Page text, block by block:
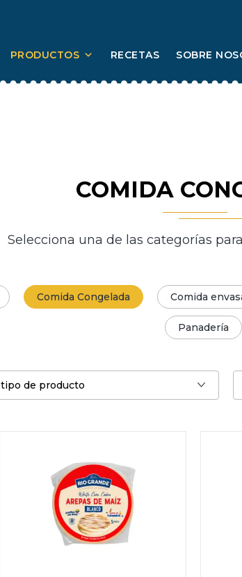
PRODUCTOS RECETAS SOBRE
COMIDA
Selecciona una de las categorías
Comida Congelada Comida
Panadería
tipo de producto